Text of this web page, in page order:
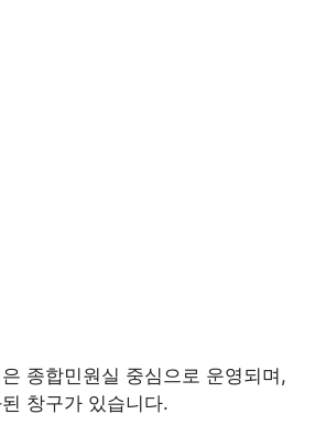
종합민원실 중심으로 운영되며,
창구가 있습니다.